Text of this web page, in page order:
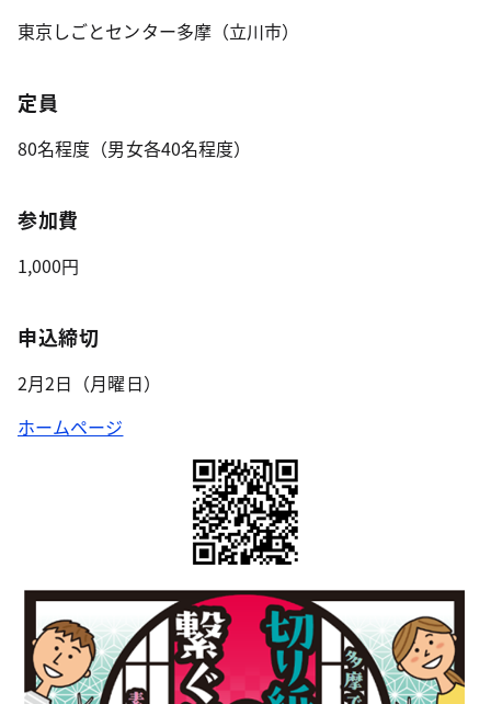
東京しごとセンター多摩（立川市）
定員
80名程度（男女各40名程度）
参加費
1,000円
申込締切
2月2日（月曜日）
ホームページ